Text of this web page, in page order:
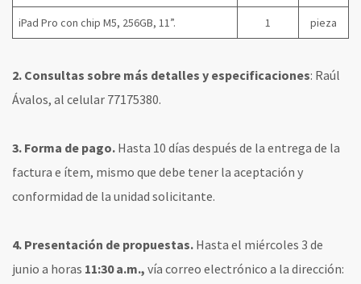
iPad Pro con chip M5, 256GB, 11”. 1 pieza
2. Consultas sobre más detalles y especificaciones: Raúl
Ávalos, al celular 77175380.
3. Forma de pago. Hasta 10 días después de la entrega de la
factura e ítem, mismo que debe tener la aceptación y
conformidad de la unidad solicitante.
4. Presentación de propuestas. Hasta el miércoles 3 de
junio a horas 11:30 a.m., vía correo electrónico a la dirección: